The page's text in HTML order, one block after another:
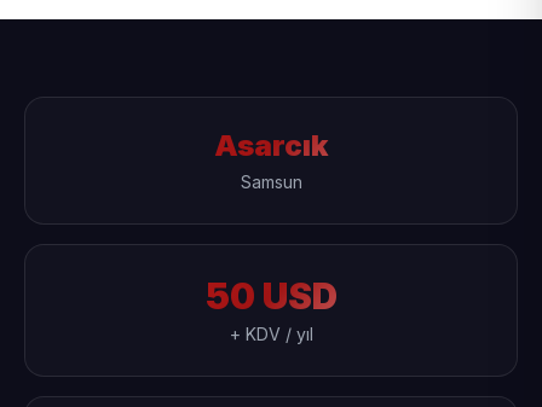
Asarcık
Samsun
50 USD
+ KDV / yıl